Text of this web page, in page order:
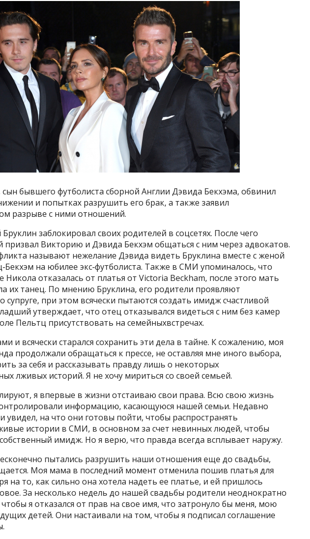
сын бывшего футболиста сборной Англии Дэвида Бекхэма, обвинил
и попытках разрушить его брак, а также заявил
разрыве с ними отношений.
Бруклин заблокировал своих родителей в соцсетях. После чего
призвал Викторию и Дэвида Бекхэм общаться с ним через адвокатов.
называют нежелание Дэвида видеть Бруклина вместе с женой
на юбилее экс‑футболиста. Также в СМИ упоминалось, что
Никола отказалась от платья от Victoria Beckham, после этого мать
их танец. По мнению Бруклина, его родители проявляют
супруге, при этом всячески пытаются создать имидж счастливой
утверждает, что отец отказывался видеться с ним без камер
Пельтц присутствовать на семейныхвстречах.
и всячески старался сохранить эти дела в тайне. К сожалению, моя
продолжали обращаться к прессе, не оставляя мне иного выбора,
за себя и рассказывать правду лишь о некоторых
лживых историй. Я не хочу мириться со своей семьей.
я впервые в жизни отстаиваю свои права. Всю свою жизнь
информацию, касающуюся нашей семьи. Недавно
увидел, на что они готовы пойти, чтобы распространять
истории в СМИ, в основном за счет невинных людей, чтобы
имидж. Но я верю, что правда всегда всплывает наружу.
пытались разрушить наши отношения еще до свадьбы,
Моя мама в последний момент отменила пошив платья для
на то, как сильно она хотела надеть ее платье, и ей пришлось
За несколько недель до нашей свадьбы родители неоднократно
я отказался от прав на свое имя, что затронуло бы меня, мою
детей. Они настаивали на том, чтобы я подписал соглашение